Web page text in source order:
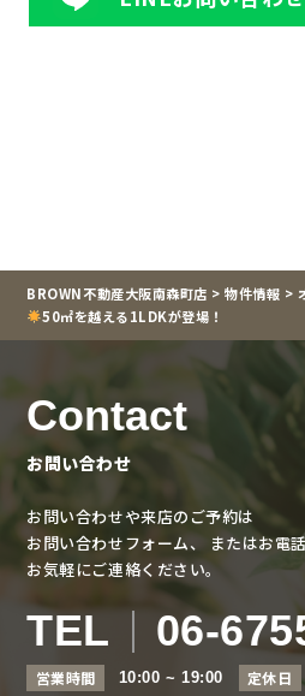
BROWN不動産大阪南森町店 >物件情報 >
50㎡を越える1LDKが登場！
Contact
お問い合わせ
お問い合わせや来店のご予約は
お問い合わせフォーム、
またはお電
お気軽にご連絡ください。
TEL 06-
営業時間 10:00 ~ 19:00 定休日